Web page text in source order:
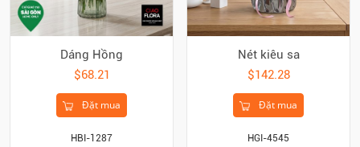
Dáng Hồng
$68.21
Đặt mua
HBI-1287
Nét kiêu sa
$142.28
Đặt mua
HGI-4545